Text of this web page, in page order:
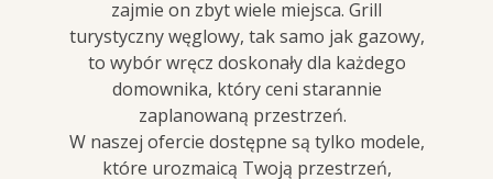
zajmie on zbyt wiele miejsca. Grill
turystyczny węglowy, tak samo jak gazowy,
to wybór wręcz doskonały dla każdego
domownika, który ceni starannie
zaplanowaną przestrzeń.
W naszej ofercie dostępne są tylko modele,
które urozmaicą Twoją przestrzeń,